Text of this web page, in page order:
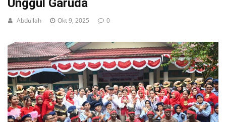
Unggul Garuda
Abdullah Okt 9, 2025 0